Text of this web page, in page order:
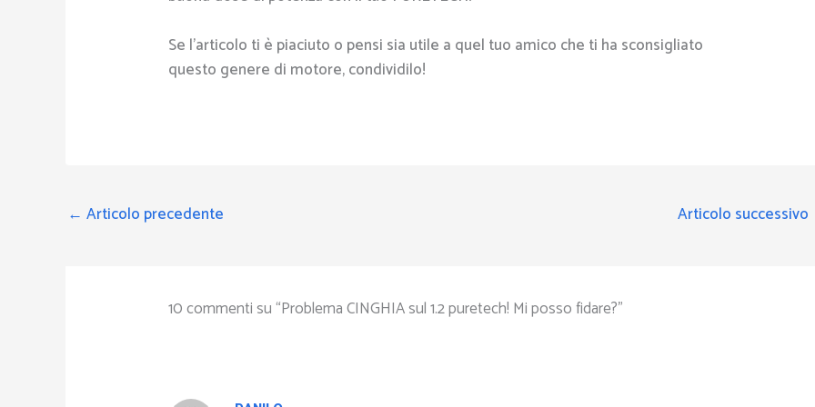
Se l’articolo ti è piaciuto o pensi sia utile a quel tuo amico che ti ha sconsigliato
questo genere di motore, condividilo!
← Articolo precedente Articolo successivo
10 commenti su “Problema CINGHIA sul 1.2 puretech! Mi posso fidare?”